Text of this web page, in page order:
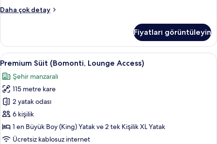
Access)
fotoğrafları
görün
Daha çok detay
Executive
Büyük
(King)
Boy
(Taksim,
Lounge
Access)
hakkında
daha
fazla
detay
Fiyatları görüntüleyin
Premium
Süit
(Bomonti,
Lounge
Access)
için
tüm
fotoğrafları
Kaliteli yatak takımı, Tempur-Pedic
11
Premium Süit (Bomonti, Lounge Access)
Şehir manzaralı
115 metre kare
2 yatak odası
6 kişilik
1 en Büyük Boy (King) Yatak ve 2 tek Kişilik XL Yatak
Ücretsiz kablosuz internet